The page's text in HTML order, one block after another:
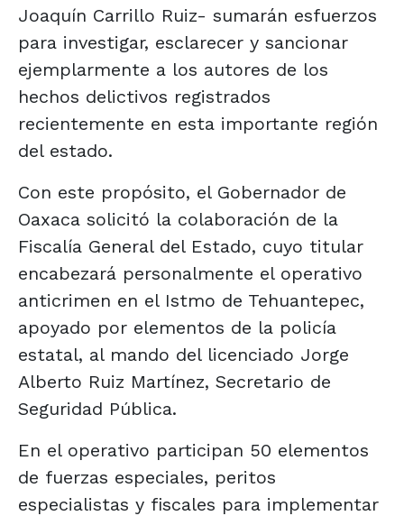
Joaquín Carrillo Ruiz- sumarán esfuerzos
para investigar, esclarecer y sancionar
ejemplarmente a los autores de los
hechos delictivos registrados
recientemente en esta importante región
del estado.
Con este propósito, el Gobernador de
Oaxaca solicitó la colaboración de la
Fiscalía General del Estado, cuyo titular
encabezará personalmente el operativo
anticrimen en el Istmo de Tehuantepec,
apoyado por elementos de la policía
estatal, al mando del licenciado Jorge
Alberto Ruiz Martínez, Secretario de
Seguridad Pública.
En el operativo participan 50 elementos
de fuerzas especiales, peritos
especialistas y fiscales para implementar